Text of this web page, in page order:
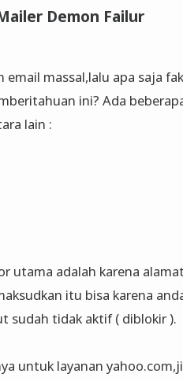
Demon Failur
massal,lalu apa saja
ini? Ada
lain :
utama adalah karena
itu bisa karena
sudah tidak aktif ( diblokir ).
untuk layanan